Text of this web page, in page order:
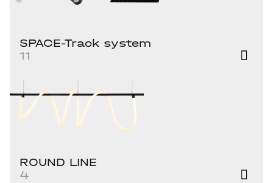
SPACE-Track system
11
ROUND LINE
4